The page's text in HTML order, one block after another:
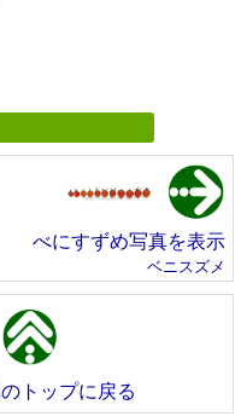
べにすずめ写真を表示
ベニスズメ
トップに戻る